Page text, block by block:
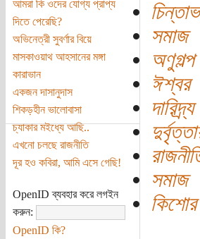
আমরা কি ওদের যোগ্য প্রাপ্য
দিতে পেরেছি?
অভিনেত্রী সুবর্ণার বিয়ে
মাসকাওয়াথ আহসানের মঙ্গা
কারাভান
একজন দাসানুদাস
শিকড়হীন ভালোবাসা
চ্যাকার মইধ্যে আছি..
এখনো চলছে রাজনীতি
দূর হও কবিরা, আমি এসে গেছি!
OpenID ব্যবহার করে লগইন
করুন:
OpenID কি?
সমাজ
অণুগল্প
ঈশ্বর
দারিদ্র্য
সমাজ